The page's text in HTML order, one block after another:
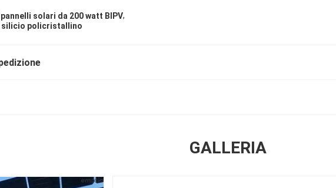
I pannelli solari da 200 watt BIPV,
silicio policristallino
GALLERIA